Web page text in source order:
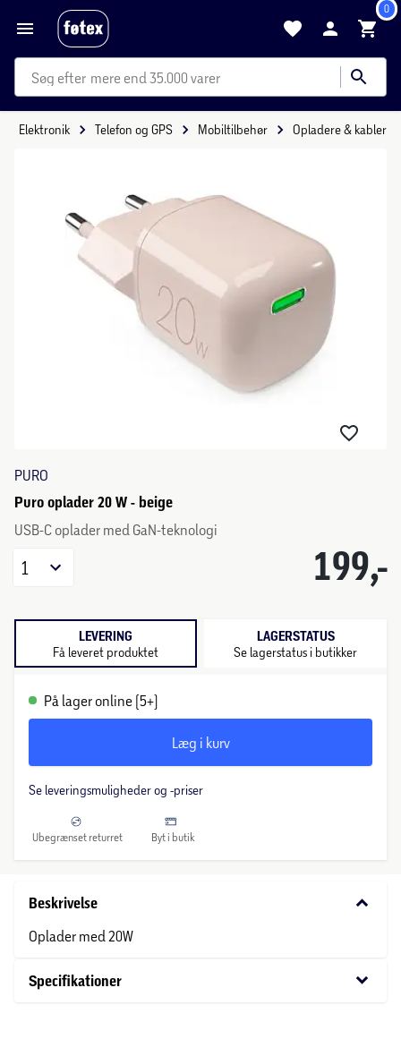
0
mere end 35.000 varer
Elektronik Telefon og GPS Mobiltilbehør Opladere & kabler
PURO
Puro oplader 20 W - beige
USB-C oplader med GaN-teknologi
199,-
1
LEVERING
Få leveret produktet
LAGERSTATUS
Se lagerstatus i butikker
På lager online (5+)
Læg i kurv
Se leveringsmuligheder og -priser
Ubegrænset returret Byt i butik
Beskrivelse keyboard_arrow_down
Oplader med 20W
Specifikationer keyboard_arrow_down